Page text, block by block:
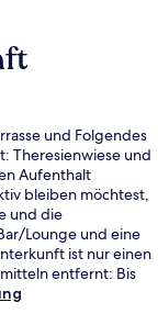
und Folgendes
Theresienwiese und
Aufenthalt
bleiben möchtest,
und die
Lounge und eine
ist nur einen
entfernt: Bis
Marsstraße)